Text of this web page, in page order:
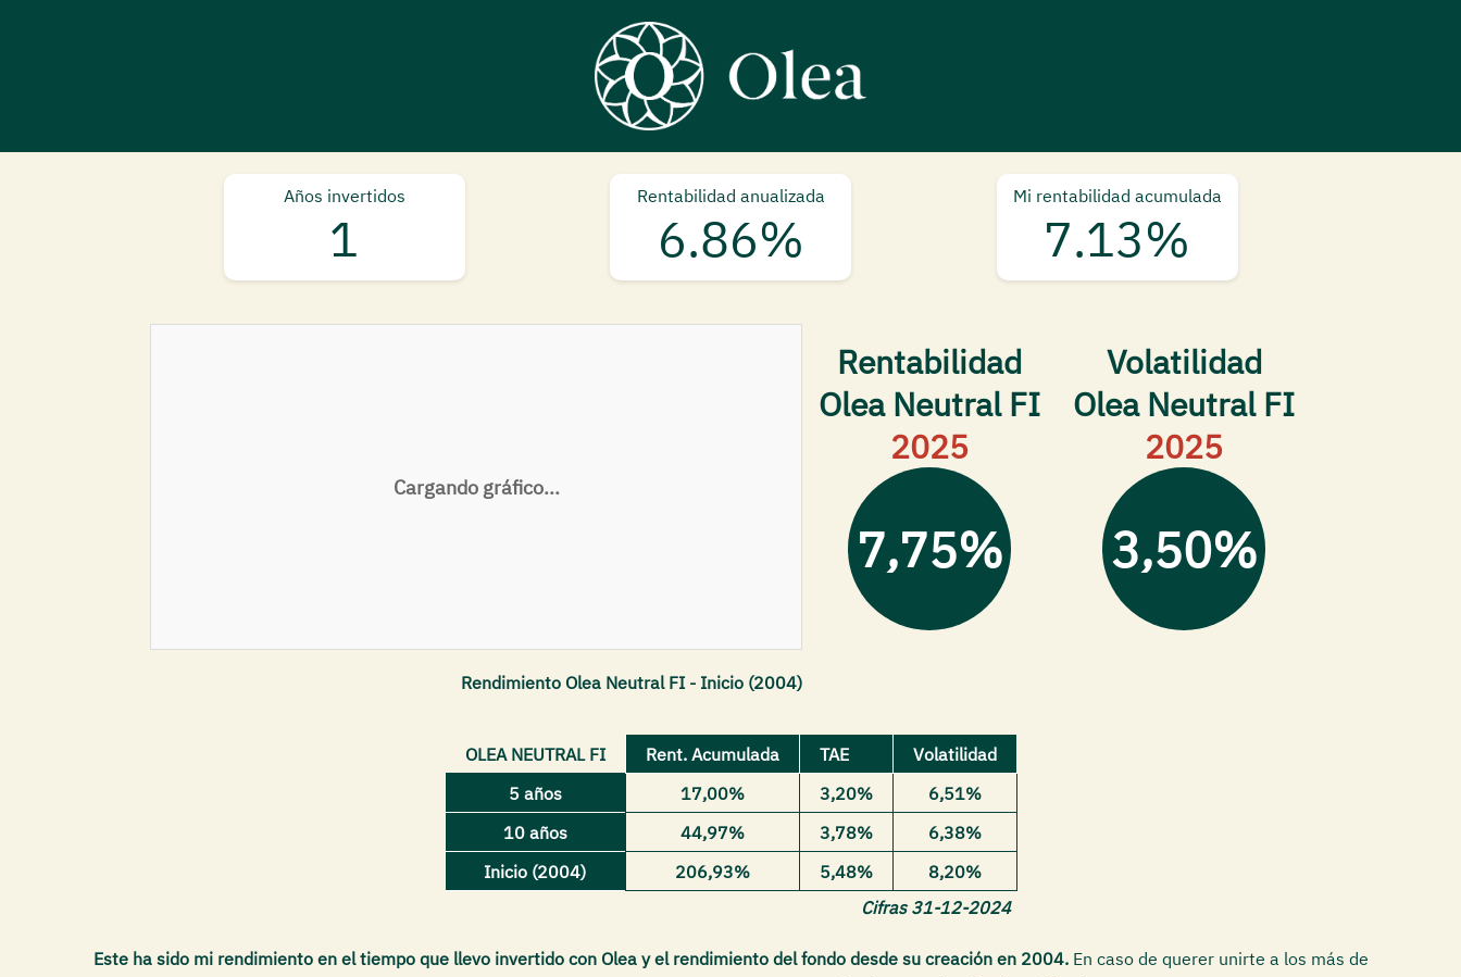
Años invertidos
1
Rentabilidad anualizada
6.86%
Mi rentabilidad acumulada
7.13%
Cargando gráfico...
Rendimiento Olea Neutral FI - Inicio (2004)
Rentabilidad
Olea Neutral FI
2025
7,75%
Volatilidad
Olea Neutral FI
2025
3,50%
OLEA NEUTRAL FI Rent. Acumulada TAE
Volatilidad
5 años
17,00% 3,20%
6,51%
10 años
44,97% 3,78%
6,38%
Inicio (2004)
206,93% 5,48%
8,20%
Cifras 31-12-2024
Este ha sido mi rendimiento en el tiempo que llevo invertido con Olea y el rendimiento del fondo desde su creación en 2004.En caso de querer unirte a los más de